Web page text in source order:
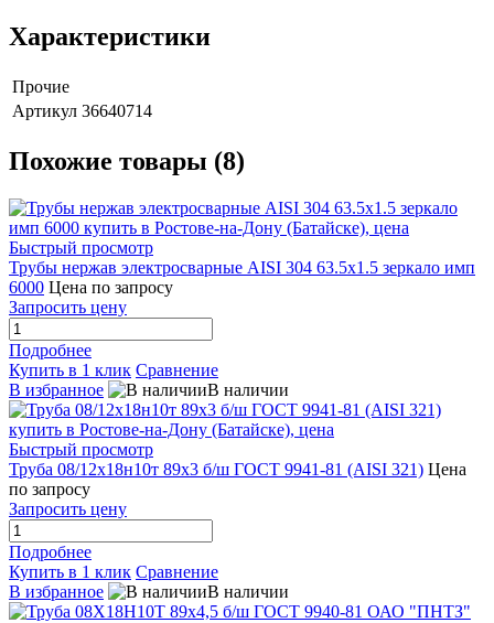
Характеристики
Прочие
Артикул 36640714
Похожие товары (8)
Быстрый просмотр
Трубы нержав электросварные AISI 304 63.5x1.5 зеркало имп
6000 Цена по запросу
Запросить цену
Подробнее
Купить в 1 клик Сравнение
В избранное
В наличии
Быстрый просмотр
Труба 08/12х18н10т 89х3 б/ш ГОСТ 9941-81 (AISI 321) Цена
по запросу
Запросить цену
Подробнее
Купить в 1 клик Сравнение
В избранное
В наличии